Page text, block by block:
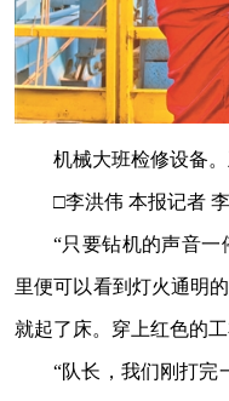
机械大班检修设备
□李洪伟 本报记者
“只要钻机的声音一
里便可以看到灯火通明
就起了床。穿上红色的
“队长，我们刚打完